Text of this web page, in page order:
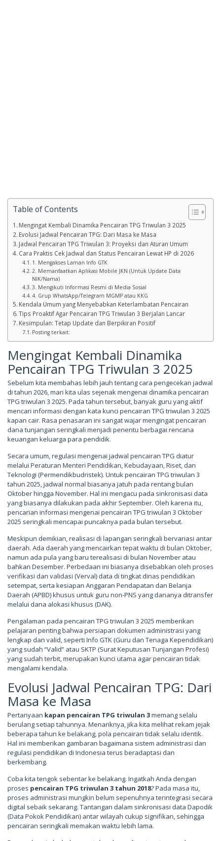
Table of Contents
Mengingat Kembali Dinamika Pencairan TPG Triwulan 3 2025
Evolusi Jadwal Pencairan TPG: Dari Masa ke Masa
Jadwal Pencairan TPG Triwulan 3: Proyeksi dan Aturan Umum
Cara Praktis Cek Jadwal dan Status Pencairan Lewat HP di 2026
1. Mengakses Laman Info GTK
2. Memanfaatkan Aplikasi Mobile JKN (Untuk Update Data
NIK/Nama)
3. Mengikuti Informasi Resmi di Media Sosial
4. Grup WhatsApp/Telegram MGMP atau KKG
Kendala Umum yang Menyebabkan Keterlambatan Pencairan
Tips Proaktif Agar Pencairan TPG Triwulan 3 Berjalan Lancar
Kesimpulan: Tetap Update dan Berpikiran Positif
Posting terkait:
Mengingat Kembali Dinamika
Pencairan TPG Triwulan 3 2025
Sebelum kita membahas lebih jauh tentang cara pengecekan jadwal
di tahun 2026, mari kita ulas sejenak mengenai dinamika pencairan
TPG triwulan 3 2025. Pada tahun tersebut, banyak guru yang aktif
mencari informasi dengan kata kunci pencairan TPG triwulan 3 2025
kapan cair. Rasa penasaran ini sangat wajar mengingat pencairan
dana tunjangan seringkali menjadi penentu berbagai rencana
keuangan keluarga para pendidik.
Secara umum, regulasi mengenai jadwal pencairan TPG diatur
melalui Peraturan Menteri Pendidikan, Kebudayaan, Riset, dan
Teknologi (Permendikbudristek). Untuk pencairan TPG triwulan 3
tahun 2025, jadwal normal biasanya jatuh pada rentang bulan
Oktober hingga November. Hal ini mengacu pada sinkronisasi data
yang biasanya dilakukan pada akhir September. Oleh karena itu,
pencarian informasi mengenai pencairan TPG triwulan 3 Oktober
2025 seringkali mencapai puncaknya pada bulan tersebut.
Meskipun demikian, realisasi di lapangan seringkali bervariasi antar
daerah. Ada daerah yang mencairkan tepat waktu di bulan Oktober,
namun ada pula yang baru terealisasi di bulan November atau
bahkan Desember. Perbedaan ini biasanya disebabkan oleh proses
verifikasi dan validasi (Verval) data di tingkat dinas pendidikan
setempat, serta kesiapan Anggaran Pendapatan dan Belanja
Daerah (APBD) khusus untuk guru non-PNS yang dananya ditransfer
melalui dana alokasi khusus (DAK).
Pengalaman pada pencairan TPG triwulan 3 2025 memberikan
pelajaran penting bahwa persiapan dokumen administrasi yang
lengkap dan valid, seperti Info GTK (Guru dan Tenaga Kependidikan)
yang sudah “Valid” atau SKTP (Surat Keputusan Tunjangan Profesi)
yang sudah terbit, merupakan kunci utama agar pencairan tidak
mengalami kendala.
Evolusi Jadwal Pencairan TPG: Dari
Masa ke Masa
Pertanyaan kapan pencairan TPG triwulan 3memang selalu
berulang setiap tahunnya. Menariknya, jika kita melihat rekam jejak
beberapa tahun ke belakang, pola pencairan tidak selalu identik.
Hal ini memberikan gambaran bagaimana sistem administrasi dan
regulasi pendidikan di Indonesia terus beradaptasi dan
berkembang.
Coba kita tengok sebentar ke belakang. Ingatkah Anda dengan
proses pencairan TPG triwulan 3 tahun 2018? Pada masa itu,
proses administrasi mungkin belum sepenuhnya terintegrasi secara
digital sebaik sekarang. Tantangan dalam sinkronisasi data Dapodik
(Data Pokok Pendidikan) antar wilayah cukup signifikan, sehingga
pencairan seringkali memakan waktu lebih lama.